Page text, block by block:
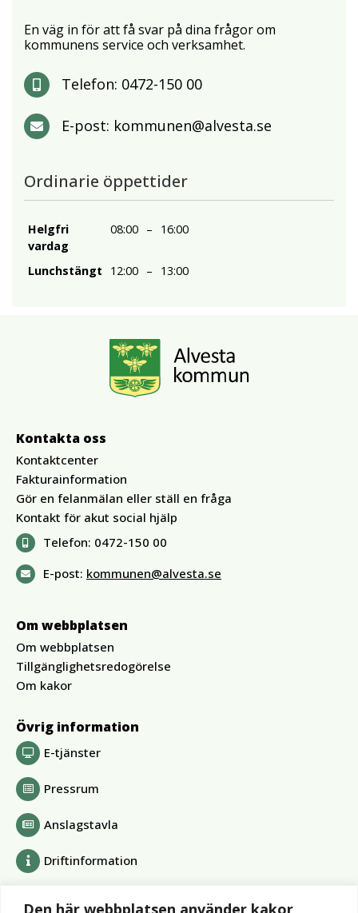
Den här webbplatsen använder kakor
En väg in för att få svar på dina frågor om
kommunens service och verksamhet.
Telefon: 0472-150 00
E-post: kommunen@alvesta.se
Ordinarie öppettider
Helgfri
vardag
08:00 – 16:00
Lunchstängt 12:00 – 13:00
Kontakta oss
Kontaktcenter
Fakturainformation
Gör en felanmälan eller ställ en fråga
Kontakt för akut social hjälp
Telefon: 0472-150 00
E-post: kommunen@alvesta.se
Om webbplatsen
Om webbplatsen
Tillgänglighetsredogörelse
Om kakor
Övrig information
E-tjänster
Pressrum
Anslagstavla
Driftinformation